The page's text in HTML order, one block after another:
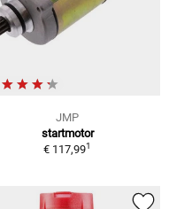
JMP
startmotor
€ 117,991